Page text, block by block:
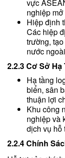
vực
nghiệp
Hiệp định
Các hiệp
trường,
nước
2.2.3 Cơ Sở
Hạ tầng
biển, sân
thuận lợi
Khu công
nghiệp và
dịch vụ hỗ
2.2.4 Chính